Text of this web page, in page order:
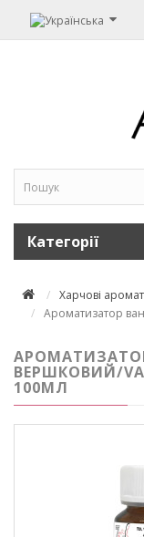
Категорії
Харчові
Ароматизатор
ВЕРШКОВИЙ/
100МЛ